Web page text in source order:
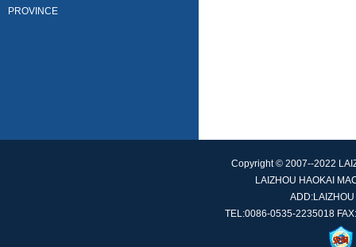
PROVINCE
Copyright © 2007--2022
LAIZHOU HAOKAI
TEL:0086-0535-2235018